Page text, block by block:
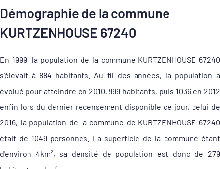
Démographie de la commune
KURTZENHOUSE 67240
En 1999, la population de la commune KURTZENHOUSE 67240
s'élevait à 884 habitants. Au fil des années, la population a
évolué pour atteindre en 2010, 999 habitants, puis 1036 en 2012
enfin lors du dernier recensement disponible ce jour, celui de
2016, la population de la commune de KURTZENHOUSE 67240
était de 1049 personnes. La superficie de la commune étant
d'environ 4km², sa densité de population est donc de 279